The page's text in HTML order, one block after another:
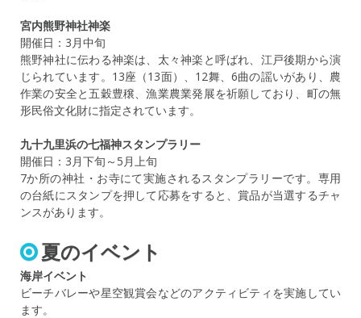
宮内熊野神社神楽
開催日：3月中旬
熊野神社に伝わる神楽は、太々神楽と呼ばれ、江戸後期から演
じられています。13座（13面）、12舞、6曲の謡いがあり、農
作業の安全と五穀豊穣、漁業農業発展を祈願しており、町の無
形民俗文化財に指定されています。
九十九里浜の七福神スタンプラリー
開催日：3月下旬～5月上旬
7か所の神社・お寺にて実施されるスタンプラリーです。専用
の台紙にスタンプを押して応募をすると、賞品が当選するチャ
ンスがあります。
夏のイベント
海岸イベント
ビーチバレーや星空観賞会などのアクティビティを実施してい
ます。